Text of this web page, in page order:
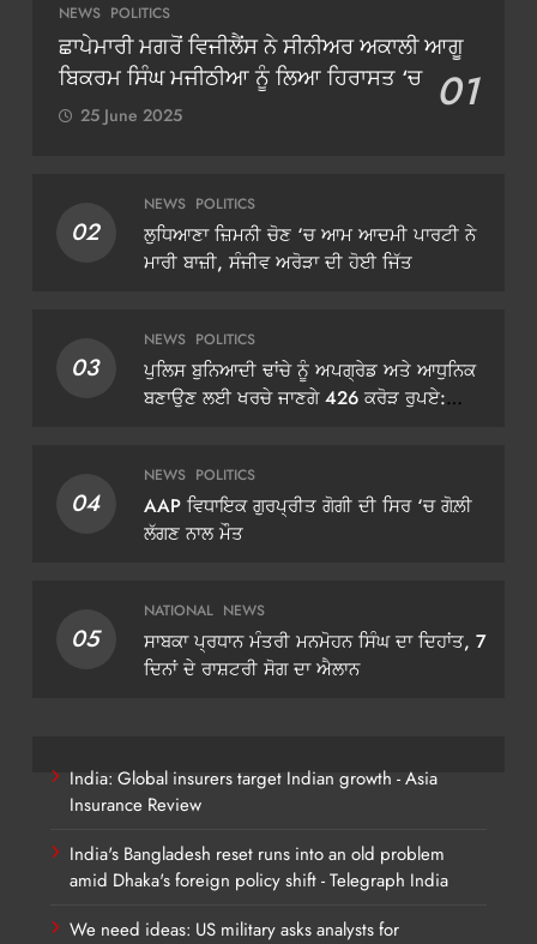
NEWS POLITICS
ਛਾਪੇਮਾਰੀ ਮਗਰੋਂ ਵਿਜੀਲੈਂਸ ਨੇ ਸੀਨੀਅਰ ਅਕਾਲੀ ਆਗੂ
ਬਿਕਰਮ ਸਿੰਘ ਮਜੀਠੀਆ ਨੂੰ ਲਿਆ ਹਿਰਾਸਤ ‘ਚ 01
25 June 2025
02
NEWS POLITICS
ਲੁਧਿਆਣਾ ਜ਼ਿਮਨੀ ਚੋਣ ‘ਚ ਆਮ ਆਦਮੀ ਪਾਰਟੀ ਨੇ
ਮਾਰੀ ਬਾਜ਼ੀ, ਸੰਜੀਵ ਅਰੋੜਾ ਦੀ ਹੋਈ ਜਿੱਤ
03
NEWS POLITICS
ਪੁਲਿਸ ਬੁਨਿਆਦੀ ਢਾਂਚੇ ਨੂੰ ਅਪਗ੍ਰੇਡ ਅਤੇ ਆਧੁਨਿਕ
ਬਣਾਉਣ ਲਈ ਖਰਚੇ ਜਾਣਗੇ 426 ਕਰੋੜ ਰੁਪਏ:
04
NEWS POLITICS
AAP ਵਿਧਾਇਕ ਗੁਰਪ੍ਰੀਤ ਗੋਗੀ ਦੀ ਸਿਰ ‘ਚ ਗੋਲ਼ੀ
ਲੱਗਣ ਨਾਲ ਮੌਤ
05
NATIONAL NEWS
ਸਾਬਕਾ ਪ੍ਰਧਾਨ ਮੰਤਰੀ ਮਨਮੋਹਨ ਸਿੰਘ ਦਾ ਦਿਹਾਂਤ, 7
ਦਿਨਾਂ ਦੇ ਰਾਸ਼ਟਰੀ ਸੋਗ ਦਾ ਐਲਾਨ
India: Global insurers target Indian growth - Asia
Insurance Review
India's Bangladesh reset runs into an old problem
amid Dhaka's foreign policy shift - Telegraph India
We need ideas: US military asks analysts for